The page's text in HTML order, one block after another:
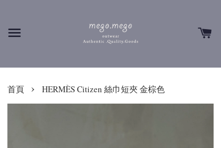
首頁 › HERMÈS Citizen 絲巾短夾 金棕色